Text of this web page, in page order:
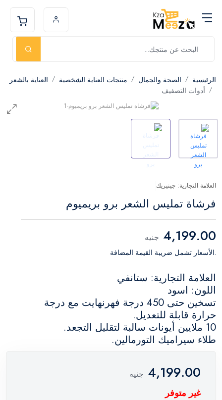
الرئيسية الصحة والجمال منتجات العناية الشخصية
العناية بالشعر
أدوات التصفيف
العلامة التجارية: جينيريك
فرشاة تمليس الشعر برو بريميوم
4,199.00 جنيه
.الأسعار تشمل ضريبة القيمة المضافة
العلامة التجارية: ستانفي
اللون: اسود
تسخين حتى 450 درجة فهرنهايت مع درجة
حرارة قابلة للتعديل.
10 ملايين أيونات سالبة لتقليل التجعد.
طلاء سيراميك التورمالين.
4,199.00 جنيه
غير متوفر